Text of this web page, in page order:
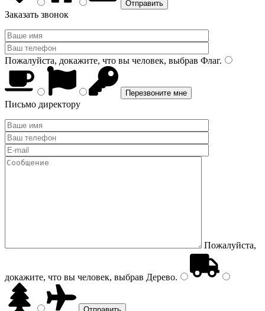
Заказать звонок
Пожалуйста, докажите, что вы человек, выбрав Флаг.
Письмо директору
Пожалуйста,
докажите, что вы человек, выбрав Дерево.